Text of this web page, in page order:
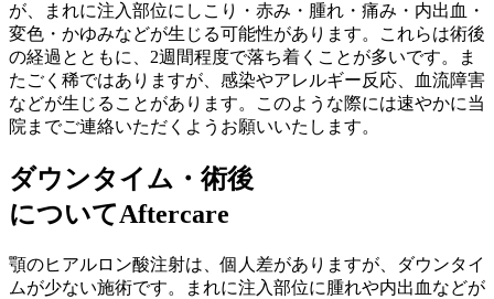
が、まれに注入部位にしこり・赤み・腫れ・痛み・内出血・
変色・かゆみなどが生じる可能性があります。これらは術後
の経過とともに、2週間程度で落ち着くことが多いです。ま
たごく稀ではありますが、感染やアレルギー反応、血流障害
などが生じることがあります。このような際には速やかに当
院までご連絡いただくようお願いいたします。
ダウンタイム・術後
についてAftercare
顎のヒアルロン酸注射は、個人差がありますが、ダウンタイ
ムが少ない施術です。まれに注入部位に腫れや内出血などが